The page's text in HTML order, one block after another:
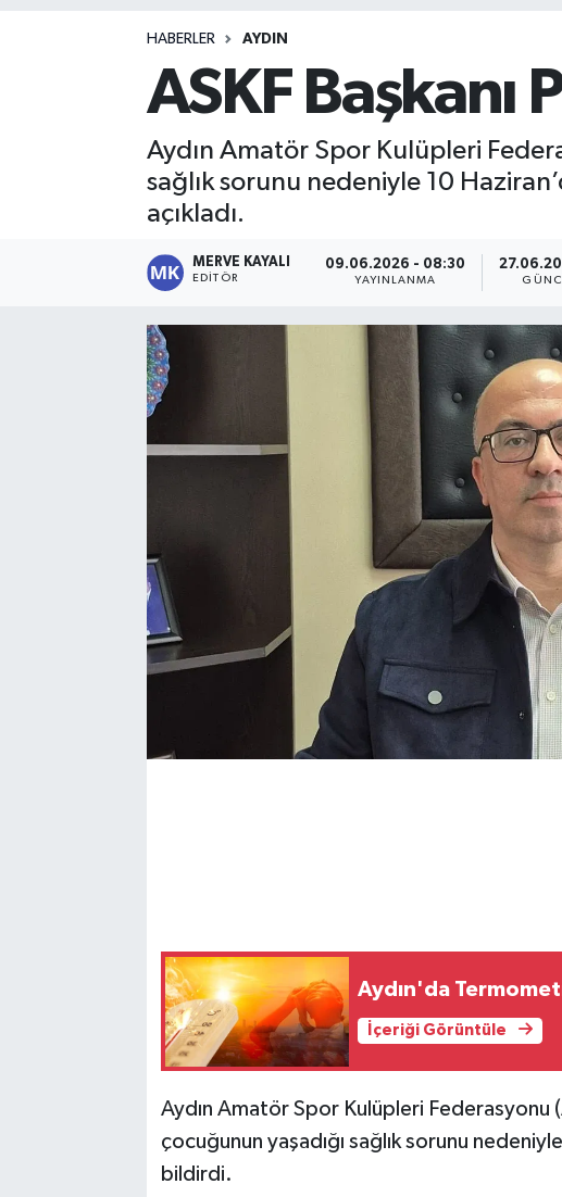
HABERLER AYDIN
ASKF Başkanı
Aydın Amatör Spor Kulüpleri
sağlık sorunu nedeniyle 10
açıkladı.
MERVE KAYALI
EDITÖR
09.06.2026 - 08:30
YAYINLANMA
Aydın'da
İçeriği Görüntüle
Aydın Amatör Spor Kulüpleri Federasyonu
çocuğunun yaşadığı sağlık sorunu
bildirdi.